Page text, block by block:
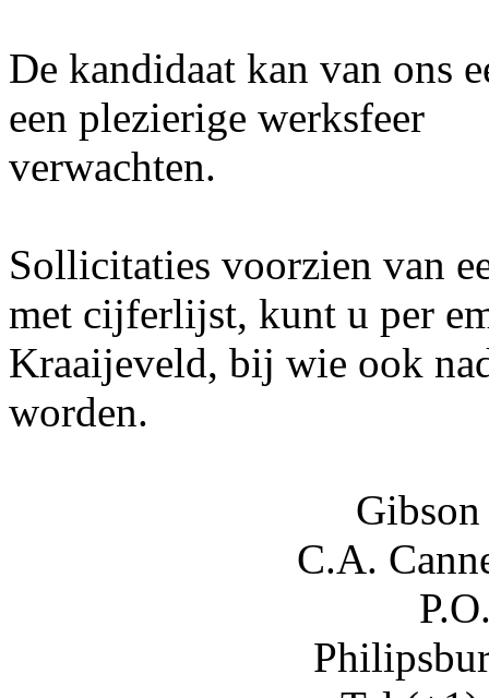
De kandidaat kan van ons
een plezierige werksfeer
verwachten.
Sollicitaties voorzien van
met cijferlijst, kunt u per
Kraaijeveld, bij wie ook
worden.
C.A.